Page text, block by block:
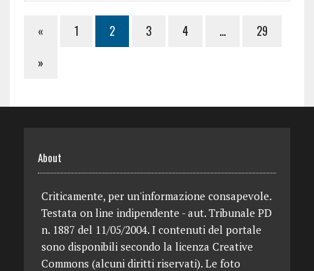
« 1 2 3 4 …
29
»
About
Criticamente, per un'informazione consapevole.
Testata on line indipendente - aut. Tribunale PD
n. 1887 del 11/05/2004. I contenuti del portale
sono disponibili secondo la licenza Creative
Commons (alcuni diritti riservati). Le foto